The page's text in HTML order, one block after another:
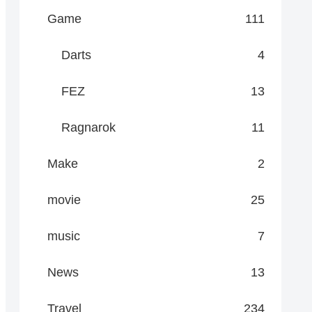
Game 111
Darts 4
FEZ 13
Ragnarok 11
Make 2
movie 25
music 7
News 13
Travel 234